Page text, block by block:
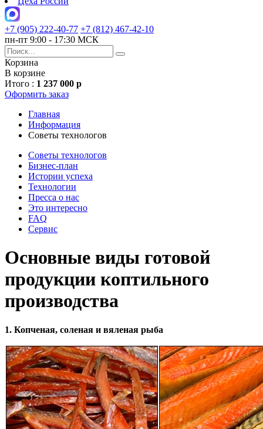
+7 (905) 222-40-77 +7 (812) 467-42-10
пн-пт 9:00 - 17:30 МСК
Корзина
В корзине
Итого : 1 237 000 р
Оформить заказ
Главная
Информация
Советы технологов
Советы технологов
Бизнес-план
Истории успеха
Технологии
Пресса о нас
Это интересно
FAQ
Сервис
Основные виды готовой
продукции коптильного
производства
1. Копченая, соленая и вяленая рыба